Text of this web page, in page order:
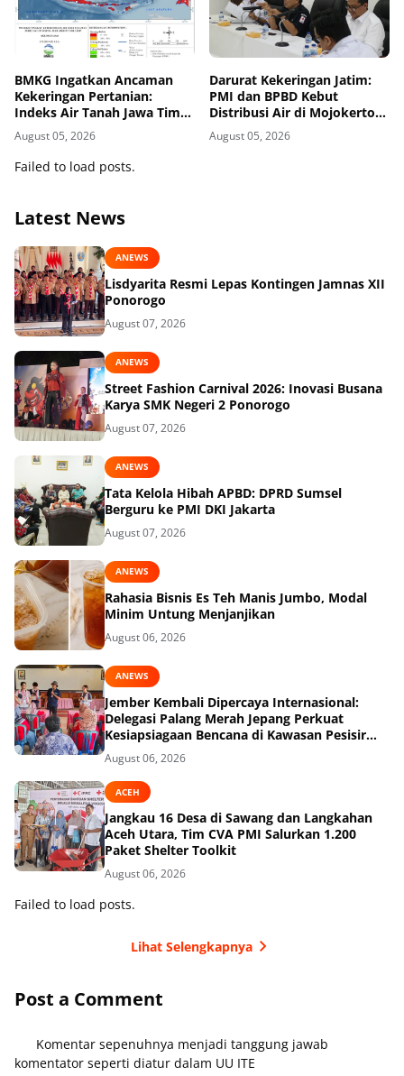
BMKG Ingatkan Ancaman
Kekeringan Pertanian:
Indeks Air Tanah Jawa Timur
Agustus 2026 Masuk
Kategori Kurang
August 05, 2026
Darurat Kekeringan Jatim:
PMI dan BPBD Kebut
Distribusi Air di Mojokerto-
Pasuruan
August 05, 2026
Failed to load posts.
Latest News
ANEWS
Lisdyarita Resmi Lepas Kontingen Jamnas XII
Ponorogo
August 07, 2026
ANEWS
Street Fashion Carnival 2026: Inovasi Busana
Karya SMK Negeri 2 Ponorogo
August 07, 2026
ANEWS
Tata Kelola Hibah APBD: DPRD Sumsel
Berguru ke PMI DKI Jakarta
August 07, 2026
ANEWS
Rahasia Bisnis Es Teh Manis Jumbo, Modal
Minim Untung Menjanjikan
August 06, 2026
ANEWS
Jember Kembali Dipercaya Internasional:
Delegasi Palang Merah Jepang Perkuat
Kesiapsiagaan Bencana di Kawasan Pesisir
dan Sekolah
August 06, 2026
ACEH
Jangkau 16 Desa di Sawang dan Langkahan
Aceh Utara, Tim CVA PMI Salurkan 1.200
Paket Shelter Toolkit
August 06, 2026
Failed to load posts.
Lihat Selengkapnya
Post a Comment
Komentar sepenuhnya menjadi tanggung jawab
komentator seperti diatur dalam UU ITE